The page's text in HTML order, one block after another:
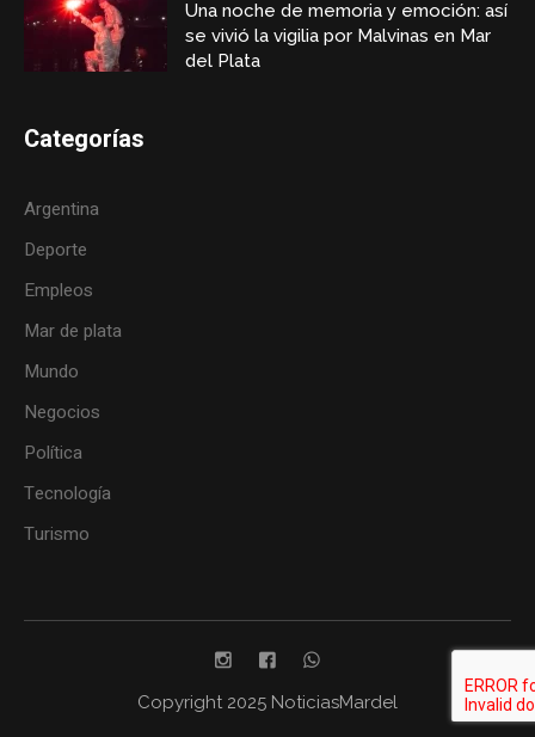
Una noche de memoria y emoción: así
se vivió la vigilia por Malvinas en Mar
del Plata
Categorías
Argentina
Deporte
Empleos
Mar de plata
Mundo
Negocios
Política
Tecnología
Turismo
Copyright 2025 NoticiasMardel